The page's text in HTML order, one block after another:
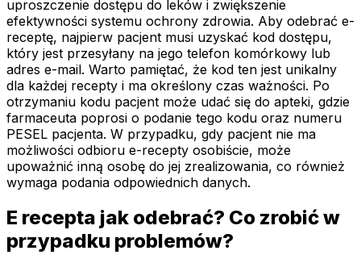
uproszczenie dostępu do leków i zwiększenie
efektywności systemu ochrony zdrowia. Aby odebrać e-
receptę, najpierw pacjent musi uzyskać kod dostępu,
który jest przesyłany na jego telefon komórkowy lub
adres e-mail. Warto pamiętać, że kod ten jest unikalny
dla każdej recepty i ma określony czas ważności. Po
otrzymaniu kodu pacjent może udać się do apteki, gdzie
farmaceuta poprosi o podanie tego kodu oraz numeru
PESEL pacjenta. W przypadku, gdy pacjent nie ma
możliwości odbioru e-recepty osobiście, może
upoważnić inną osobę do jej zrealizowania, co również
wymaga podania odpowiednich danych.
E recepta jak odebrać? Co zrobić w
przypadku problemów?